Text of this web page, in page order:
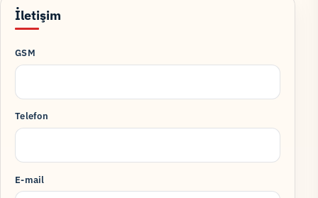
İletişim
GSM
Telefon
E-mail